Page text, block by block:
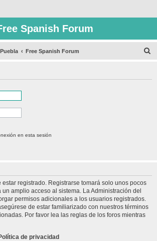
Spanish Forum
Free Spanish Forum
en esta sesión
estar registrado. Registrarse tomará solo unos pocos
amplio acceso al sistema. La Administración del
permisos adicionales a los usuarios registrados.
de estar familiarizado con nuestros términos
Por favor lea las reglas de los foros mientras
de privacidad